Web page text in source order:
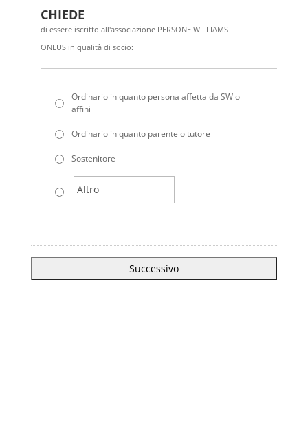
CHIEDE
di essere iscritto all'associazione PERSONE WILLIAMS
ONLUS in qualità di socio:
Ordinario in quanto persona affetta da SW o
affini
Ordinario in quanto parente o tutore
Sostenitore